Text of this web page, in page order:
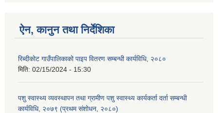
ऐन, कानुन तथा निर्देशिका
रिब्दीकोट गाउँपालिकाको पाइप वितरण सम्बन्धी कार्यविधि, २०८०
मिति: 02/15/2024 - 15:30
पशु स्वास्थ्य व्यवस्थापन तथा ग्रामीण पशु स्वास्थ्य कार्यकर्ता दर्ता सम्बन्धी
कार्यविधि, २०७९ (प्रथम संशोधन, २०८०)